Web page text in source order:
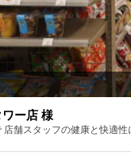
ー店 様
舗スタッフの健康と快適